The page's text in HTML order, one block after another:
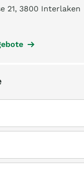
21, 3800 Interlaken